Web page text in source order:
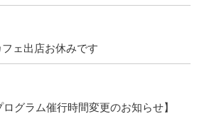
ェ出店お休みです
ログラム催行時間変更のお知らせ】